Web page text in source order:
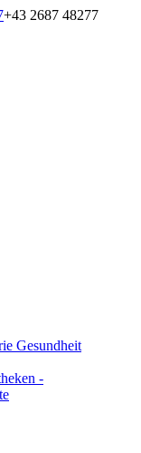
+43 2687 48277
Gesundheit